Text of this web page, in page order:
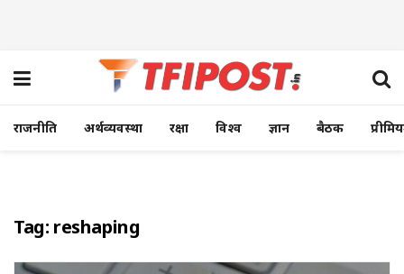
राजनीति अर्थव्यवस्था रक्षा विश्व ज्ञान बैठक
Tag: reshaping